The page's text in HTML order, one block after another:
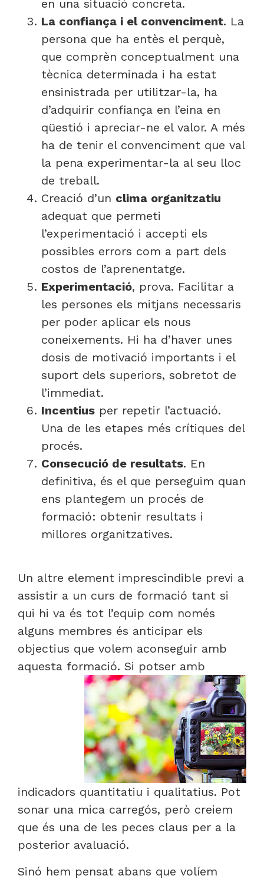
en una situació concreta.
La confiança i el convenciment. La
persona que ha entès el perquè,
que comprèn conceptualment una
tècnica determinada i ha estat
ensinistrada per utilitzar-la, ha
d’adquirir confiança en l’eina en
qüestió i apreciar-ne el valor. A més
ha de tenir el convenciment que val
la pena experimentar-la al seu lloc
de treball.
Creació d’un clima organitzatiu
adequat que permeti
l’experimentació i accepti els
possibles errors com a part dels
costos de l’aprenentatge.
Experimentació, prova. Facilitar a
les persones els mitjans necessaris
per poder aplicar els nous
coneixements. Hi ha d’haver unes
dosis de motivació importants i el
suport dels superiors, sobretot de
l’immediat.
Incentius per repetir l’actuació.
Una de les etapes més crítiques del
procés.
Consecució de resultats. En
definitiva, és el que perseguim quan
ens plantegem un procés de
formació: obtenir resultats i
millores organitzatives.
Un altre element imprescindible previ a
assistir a un curs de formació tant si
qui hi va és tot l’equip com només
alguns membres és anticipar els
objectius que volem aconseguir amb
aquesta formació. Si potser amb
indicadors quantitatiu i qualitatius. Pot
sonar una mica carregós, però creiem
que és una de les peces claus per a la
posterior avaluació.
Sinó hem pensat abans que volíem